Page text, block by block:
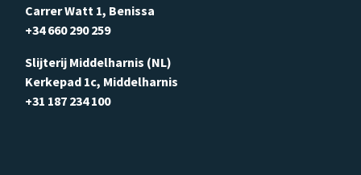
Carrer Watt 1, Benissa
+34 660 290 259
Slijterij Middelharnis (NL)
Kerkepad 1c, Middelharnis
+31 187 234 100